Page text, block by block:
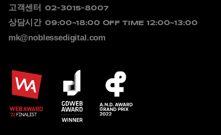
고객센터 02-3015-8007
상담시간 09:00~18:00 OFF TIME 12:00~13:00
mk@noblessedigital.com